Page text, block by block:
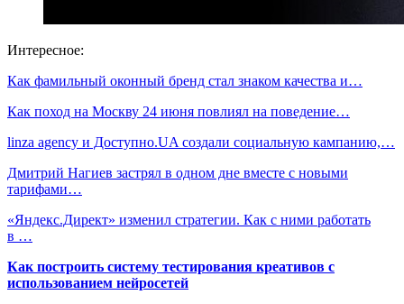
Интересное:
Как фамильный оконный бренд стал знаком качества и…
Как поход на Москву 24 июня повлиял на поведение…
linza agency и Доступно.UA создали социальную кампанию,…
Дмитрий Нагиев застрял в одном дне вместе с новыми
тарифами…
«Яндекс.Директ» изменил стратегии. Как с ними работать
в …
Как построить систему тестирования креативов с
использованием нейросетей